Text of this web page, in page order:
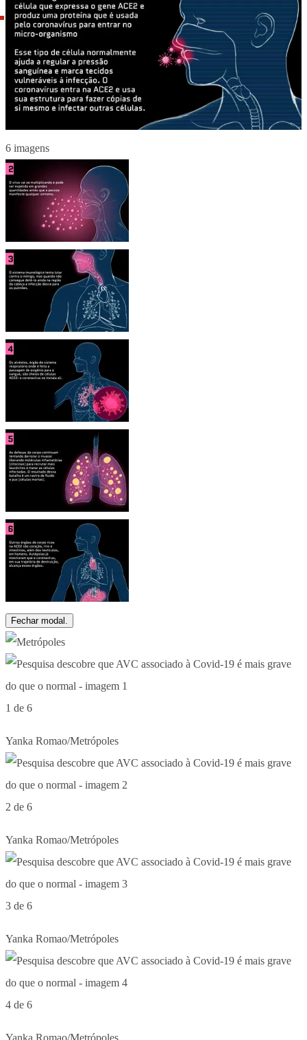
6 imagens
Fechar modal.
1 de 6
Yanka Romao/Metrópoles
2 de 6
Yanka Romao/Metrópoles
3 de 6
Yanka Romao/Metrópoles
4 de 6
Yanka Romao/Metrópoles